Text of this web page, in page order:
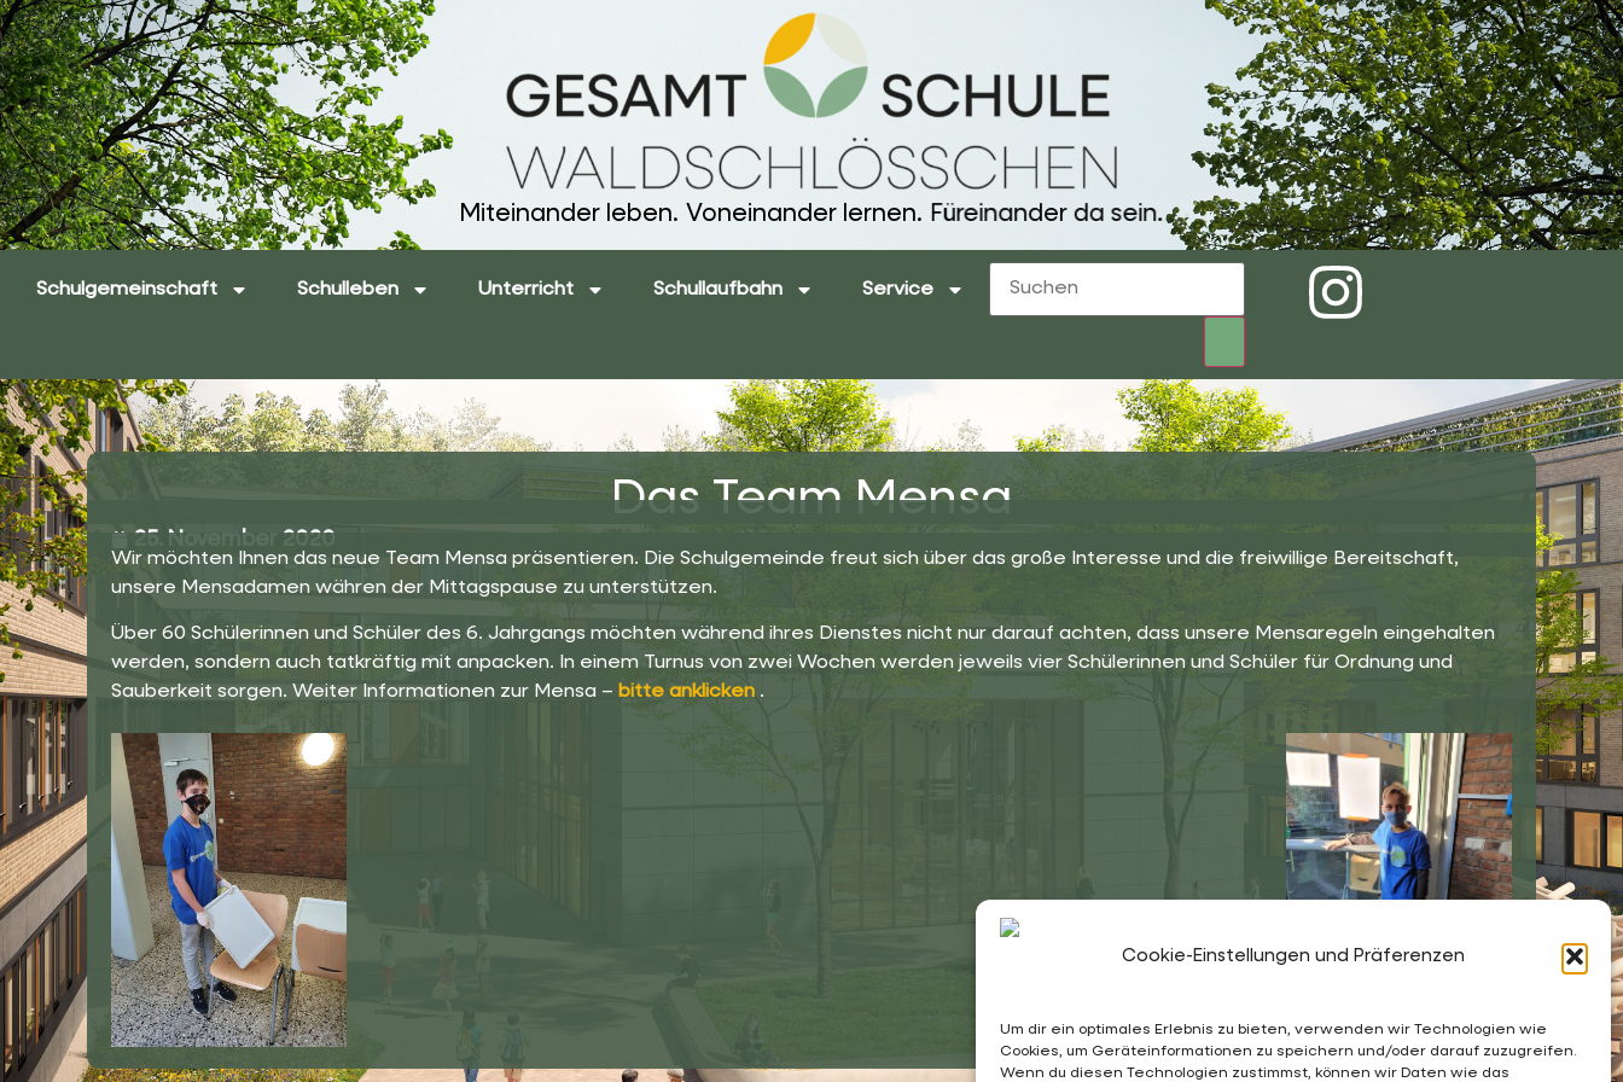
Cookie-Einstellungen und Präferenzen
Um dir ein optimales Erlebnis zu bieten, verwenden wir Technologien wie
Cookies, um Geräteinformationen zu speichern und/oder darauf zuzugreifen.
Wenn du diesen Technologien zustimmst, können wir Daten wie das
Miteinander leben. Voneinander lernen. Füreinander da sein.
Schulgemeinschaft Schulleben Unterricht Schullaufbahn Service
Das Team Mensa
25. November 2020
Wir möchten Ihnen das neue Team Mensa präsentieren. Die Schulgemeinde freut sich über das große Interesse und die freiwillige Bereitschaft,
unsere Mensadamen währen der Mittagspause zu unterstützen.
Über 60 Schülerinnen und Schüler des 6. Jahrgangs möchten während ihres Dienstes nicht nur darauf achten, dass unsere Mensaregeln eingehalten
werden, sondern auch tatkräftig mit anpacken. In einem Turnus von zwei Wochen werden jeweils vier Schülerinnen und Schüler für Ordnung und
Sauberkeit sorgen. Weiter Informationen zur Mensa – bitte anklicken .